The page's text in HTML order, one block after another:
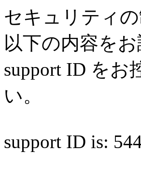
セキュリティ
以下の内容を
support ID をお
い。
support ID is: